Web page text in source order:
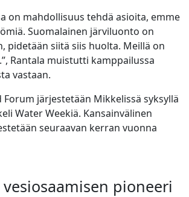
on mahdollisuus tehdä asioita, emme
Suomalainen järviluonto on
pidetään siitä siis huolta. Meillä on
Rantala muistutti kamppailussa
vastaan.
Forum järjestetään Mikkelissä syksyllä
Water Weekiä. Kansainvälinen
seuraavan kerran vuonna
pioneeri